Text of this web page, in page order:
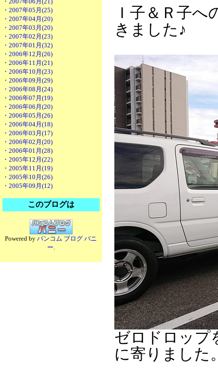
・2007年05月(25)
・2007年04月(20)
・2007年03月(20)
・2007年02月(23)
・2007年01月(32)
・2006年12月(26)
・2006年11月(21)
・2006年10月(23)
・2006年09月(29)
・2006年08月(24)
・2006年07月(19)
・2006年06月(20)
・2006年05月(26)
・2006年04月(18)
・2006年03月(17)
・2006年02月(20)
・2006年01月(28)
・2005年12月(22)
・2005年11月(19)
・2005年10月(26)
・2005年09月(12)
このブログは
Powered byバンコム ブログ バニ
ー.
Ｉ子＆Ｒ子
きました♪
ゼロドロップ
に寄りました